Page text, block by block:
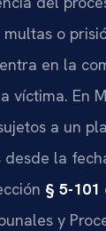
o
en la
víctima. En
a un
desde la
§ 5-101
y